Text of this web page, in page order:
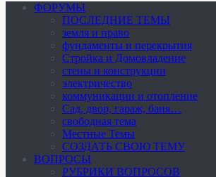
ФОРУМЫ
ПОСЛЕДНИЕ ТЕМЫ
земля и право
фундаменты и перекрытия
Стройка и Домовладение
стены и конструкции
электричество
коммуникации и отопление
Cад, двор, гараж, баня…
свободная тема
Местные Темы
СОЗДАТЬ СВОЮ ТЕМУ
ВОПРОСЫ
РУБРИКИ ВОПРОСОВ